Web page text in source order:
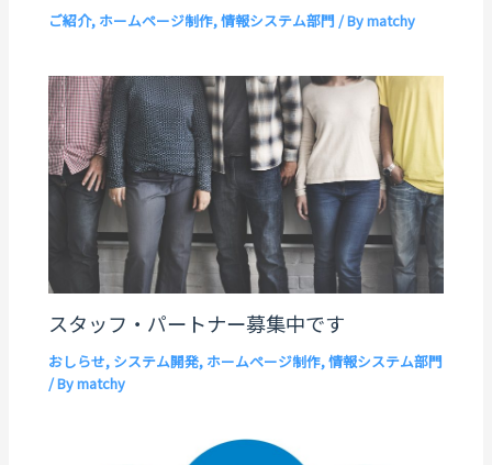
ご紹介, ホームページ制作,情報システム部門 / Bymatchy
スタッフ・パートナー募集中です
おしらせ, システム開発, ホームページ制作,情報システム部門
/ Bymatchy